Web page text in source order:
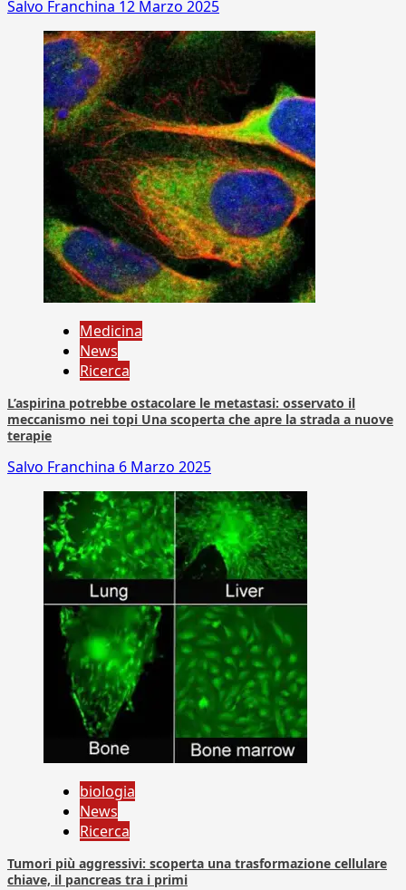
Salvo Franchina 12 Marzo 2025
Medicina
News
Ricerca
L’aspirina potrebbe ostacolare le metastasi: osservato il
meccanismo nei topi Una scoperta che apre la strada a nuove
terapie
Salvo Franchina 6 Marzo 2025
biologia
News
Ricerca
Tumori più aggressivi: scoperta una trasformazione cellulare
chiave, il pancreas tra i primi